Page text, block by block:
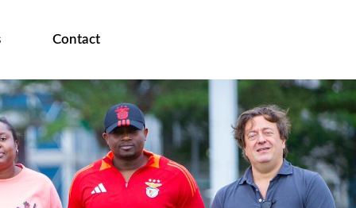
Contact